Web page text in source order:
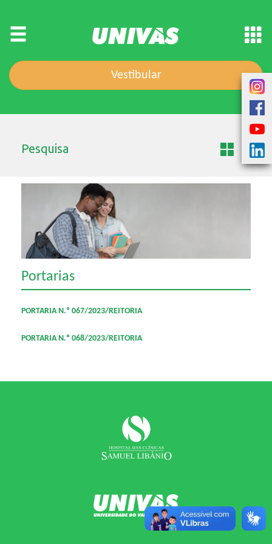
Vestibular
Pesquisa
Portarias
PORTARIA N.º 067/2023/REITORIA
PORTARIA N.º 068/2023/REITORIA